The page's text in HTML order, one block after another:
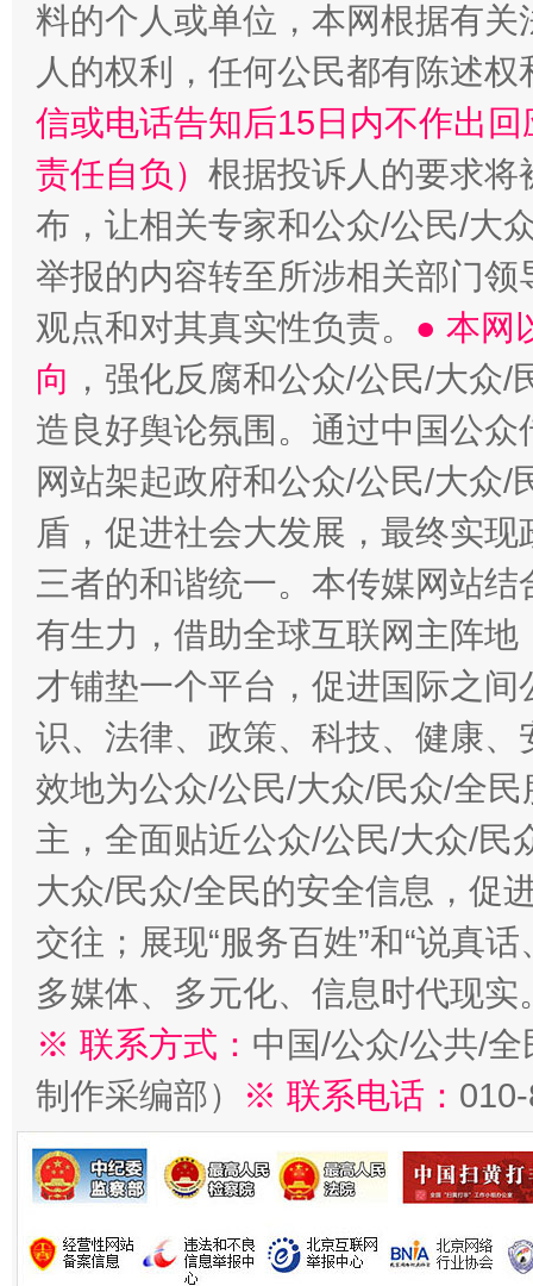
“蜀中异人”王建安的艺术幻境
料的个人或单位，本网根据有
人的权利，任何公民都有陈述
信或电话告知后15日内不作出
责任自负） 根据投诉人的要求将
布，让相关专家和公众/公民/大
举报的内容转至所涉相关部门
观点和对其真实性负责。 ● 本网
向 ，强化反腐和公众/公民/大众
造良好舆论氛围。通过中国公
网站架起政府和公众/公民/大众
盾，促进社会大发展，最终实
三者的和谐统一。本传媒网站
有生力，借助全球互联网主阵
才铺垫一个平台，促进国际之
识、法律、政策、科技、健康
效地为公众/公民/大众/民众/全
主，全面贴近公众/公民/大众/民
大众/民众/全民的安全信息，促
交往；展现“服务百姓”和“说真
多媒体、多元化、信息时代现实
※ 联系方式： 中国/公众/公共/
制作采编部）
※ 联系电话：